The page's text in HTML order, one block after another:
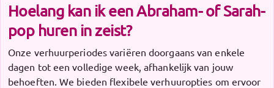
Hoelang kan ik een Abraham- of Sarah-
pop huren in zeist?
Onze verhuurperiodes variëren doorgaans van enkele
dagen tot een volledige week, afhankelijk van jouw
behoeften. We bieden flexibele verhuuropties om ervoor